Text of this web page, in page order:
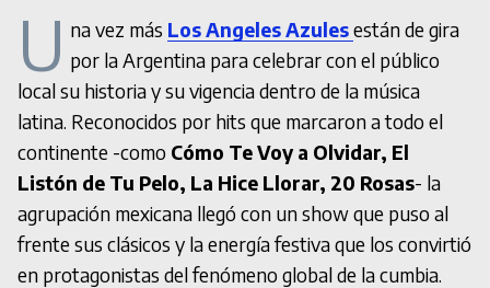
U na vez más Los Angeles Azulesestán de gira
por la Argentina para celebrar con el público
local su historia y su vigencia dentro de la música
latina. Reconocidos por hits que marcaron a todo el
continente -como Cómo Te Voy a Olvidar, El
Listón de Tu Pelo, La Hice Llorar, 20 Rosas- la
agrupación mexicana llegó con un show que puso al
frente sus clásicos y la energía festiva que los convirtió
en protagonistas del fenómeno global de la cumbia.